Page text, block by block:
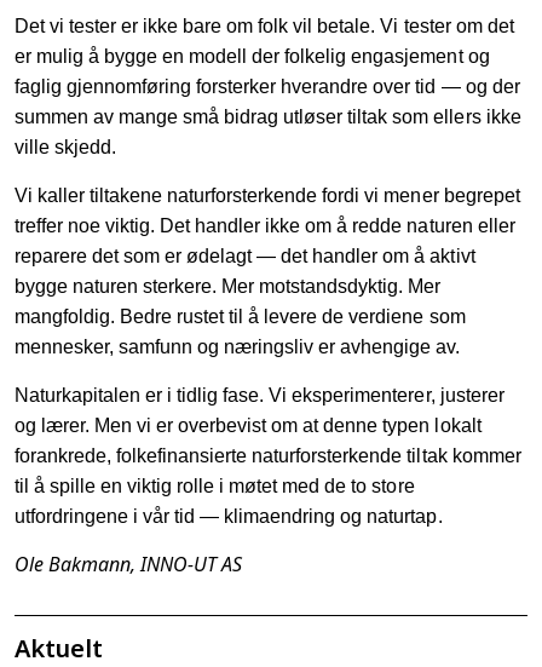
Det vi tester er ikke bare om folk vil betale. Vi tester om det
er mulig å bygge en modell der folkelig engasjement og
faglig gjennomføring forsterker hverandre over tid — og der
summen av mange små bidrag utløser tiltak som ellers ikke
ville skjedd.
Vi kaller tiltakene naturforsterkende fordi vi mener begrepet
treffer noe viktig. Det handler ikke om å redde naturen eller
reparere det som er ødelagt — det handler om å aktivt
bygge naturen sterkere. Mer motstandsdyktig. Mer
mangfoldig. Bedre rustet til å levere de verdiene som
mennesker, samfunn og næringsliv er avhengige av.
Naturkapitalen er i tidlig fase. Vi eksperimenterer, justerer
og lærer. Men vi er overbevist om at denne typen lokalt
forankrede, folkefinansierte naturforsterkende tiltak kommer
til å spille en viktig rolle i møtet med de to store
utfordringene i vår tid — klimaendring og naturtap.
Ole Bakmann, INNO-UT AS
Aktuelt